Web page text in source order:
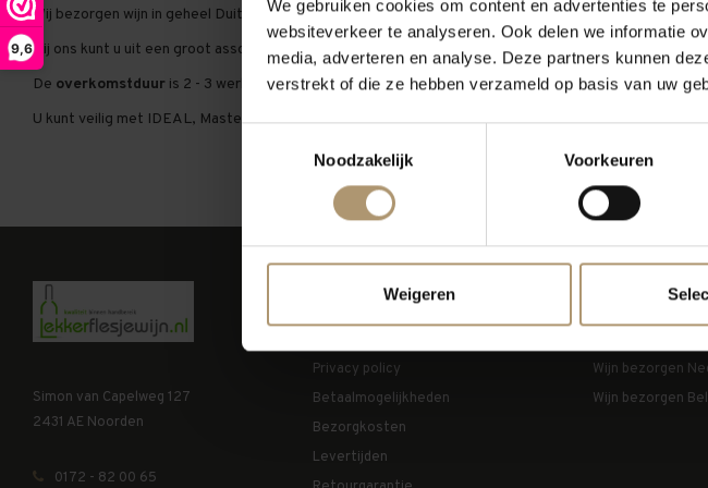
9,6
We gebruiken cookies om content en advertenties te
websiteverkeer te analyseren. Ook delen we informatie
media, adverteren en analyse. Deze partners kunnen
verstrekt of die ze hebben verzameld op basis van uw
Noodzakelijk
Voorkeuren
Weigeren
Wij bezorgen wijn in geheel Duitsland.
Bij ons kunt u uit een groot assortiment kwaliteits wijnen per fles online bestellen.
De overkomstduur is 2 - 3 werkdagen.
U kunt veilig met IDEAL, Mastercard, Visa, overschrijving per bank etc. betalen.
Simon van Capelweg 127
2431 AE Noorden
0172 - 82 00 65
Klantenservice
Privacy policy
Betaalmogelijkheden
Bezorgkosten
Levertijden
Bezorging
Wijn bezorgen
Wijn bezorgen